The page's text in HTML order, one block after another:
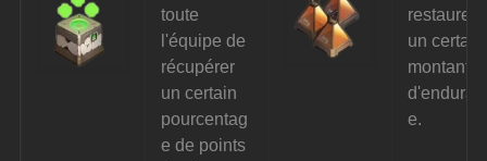
toute
l'équipe de
récupérer
un certain
pourcentag
e de points
restaurer
un
montant
e.